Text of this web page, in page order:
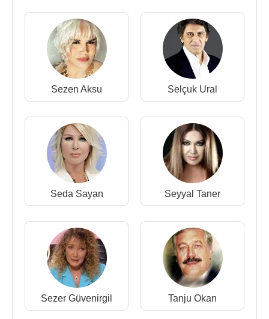
sonucu ölmüştür.
Albümleri :
1983 - Duydum Evleniyormuşun
1984 - Sevdalı
1988 - Biricik Sevgilimsin
1989 - Gelsene
1990 - Çokmu Gördünüz
1991 - İnanki
1993 - Geçmiyor Geceler
1994 - Aç Kapıyı Meyhaneci (Niçin)
1995 - Kurtuluş 95
1997 - Türkülerimiz
1999 - Keskin Bıçak
2002 - Kurtuluş 2002'de
2004 - Aynı Mahallenin Çocukları
2004 - Neredesin Sen
1986 - Yaşanmıyor
2008 - Size Özel
Enstrümental
Sezen Aksu Selçuk Ural
Seda Sayan Seyyal Taner
Sezer Güvenirgil Tanju Okan